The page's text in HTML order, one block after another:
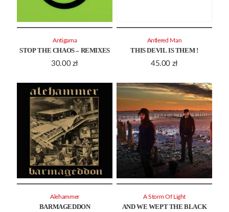
STOP THE CHAOS – REMIXES
30.00 zł
Antigama
THIS DEVIL IS THEM !
45.00 zł
Antlered Man
BARMAGEDDON
Alehammer
AND WE WEPT THE BLACK
A Storm Of Light